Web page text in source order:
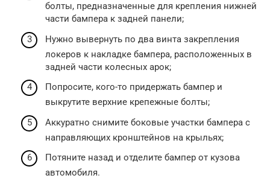
болты, предназначенные для крепления нижней
части бампера к задней панели;
Нужно вывернуть по два винта закрепления
локеров к накладке бампера, расположенных в
задней части колесных арок;
Попросите, кого-то придержать бампер и
выкрутите верхние крепежные болты;
Аккуратно снимите боковые участки бампера с
направляющих кронштейнов на крыльях;
Потяните назад и отделите бампер от кузова
автомобиля.